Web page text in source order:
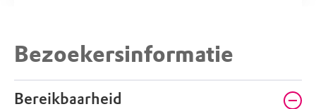
Bezoekersinformatie
Bereikbaarheid